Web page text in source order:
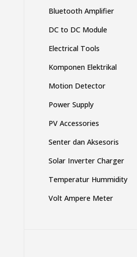
Bluetooth Amplifier
DC to DC Module
Electrical Tools
Komponen Elektrikal
Motion Detector
Power Supply
PV Accessories
Senter dan Aksesoris
Solar Inverter Charger
Temperatur Hummidity
Volt Ampere Meter